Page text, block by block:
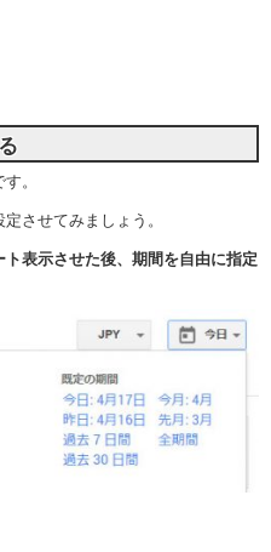
。
させてみましょう。
ト表示させた後、期間を自由に指定